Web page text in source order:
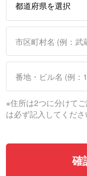
※住所は2つに分けて
は必ず記入してくださ
確